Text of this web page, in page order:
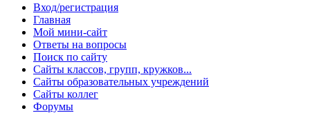
Вход/регистрация
Главная
Мой мини-сайт
Ответы на вопросы
Поиск по сайту
Сайты классов, групп, кружков...
Сайты образовательных учреждений
Сайты коллег
Форумы